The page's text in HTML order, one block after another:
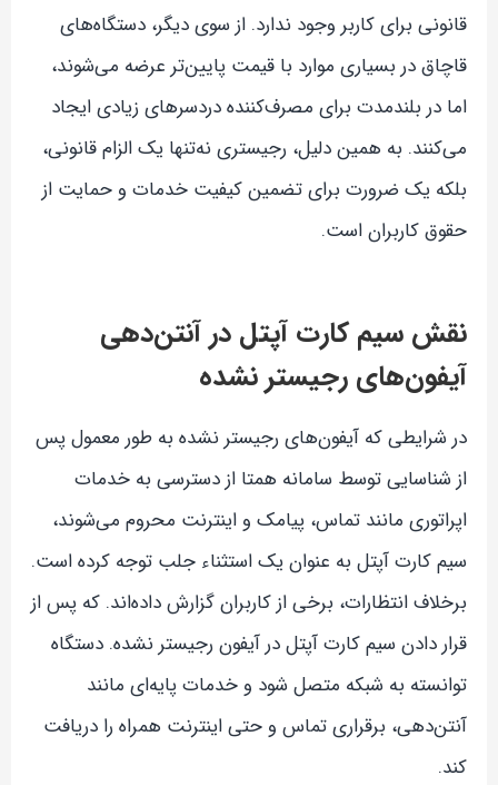
قانونی برای کاربر وجود ندارد. از سوی دیگر، دستگاه‌های
قاچاق در بسیاری موارد با قیمت پایین‌تر عرضه می‌شوند،
اما در بلندمدت برای مصرف‌کننده دردسرهای زیادی ایجاد
می‌کنند. به همین دلیل، رجیستری نه‌تنها یک الزام قانونی،
بلکه یک ضرورت برای تضمین کیفیت خدمات و حمایت از
حقوق کاربران است.
نقش سیم کارت آپتل در آنتن‌دهی
آیفون‌های رجیستر نشده
در شرایطی که آیفون‌های رجیستر نشده به طور معمول پس
از شناسایی توسط سامانه همتا از دسترسی به خدمات
اپراتوری مانند تماس، پیامک و اینترنت محروم می‌شوند،
سیم کارت آپتل به عنوان یک استثناء جلب توجه کرده است.
برخلاف انتظارات، برخی از کاربران گزارش داده‌اند. که پس از
قرار دادن سیم کارت آپتل در آیفون رجیستر نشده. دستگاه
توانسته به شبکه متصل شود و خدمات پایه‌ای مانند
آنتن‌دهی، برقراری تماس و حتی اینترنت همراه را دریافت
کند.